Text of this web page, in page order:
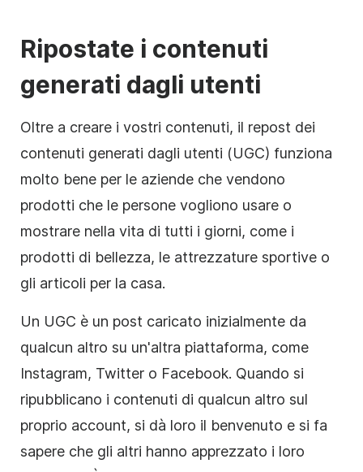
Ripostate i contenuti
generati dagli utenti
Oltre a creare i vostri contenuti, il repost dei
contenuti generati dagli utenti (UGC) funziona
molto bene per le aziende che vendono
prodotti che le persone vogliono usare o
mostrare nella vita di tutti i giorni, come i
prodotti di bellezza, le attrezzature sportive o
gli articoli per la casa.
Un UGC è un post caricato inizialmente da
qualcun altro su un'altra piattaforma, come
Instagram, Twitter o Facebook. Quando si
ripubblicano i contenuti di qualcun altro sul
proprio account, si dà loro il benvenuto e si fa
sapere che gli altri hanno apprezzato i loro